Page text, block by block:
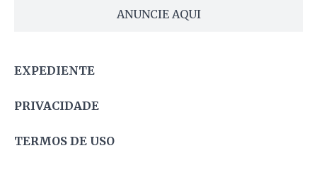
ANUNCIE AQUI
EXPEDIENTE
PRIVACIDADE
TERMOS DE USO